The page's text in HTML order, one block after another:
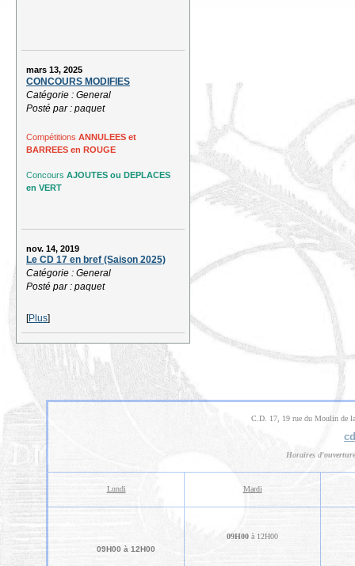
mars 13, 2025
CONCOURS MODIFIES
Catégorie : General
Posté par : paquet
Compétitions ANNULEES et
BARREES en ROUGE
Concours AJOUTES ou DEPLACES
en VERT
nov. 14, 2019
Le CD 17 en bref (Saison 2025)
Catégorie : General
Posté par : paquet
[Plus]
C.D. 17, 19 rue du Moulin de
Horaires
Lundi Mardi
09H00 à 12H00
09H00 à 12H00